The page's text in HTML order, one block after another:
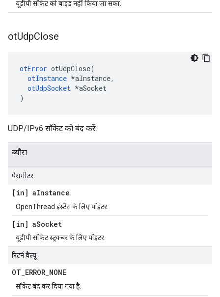
यूडीपी सॉकेट को बाइंड नहीं किया जा सका.
otUdpClose
otError otUdpClose(
otInstance *aInstance,
otUdpSocket *aSocket
)
UDP/IPv6 सॉकेट को बंद करें.
ब्यौरा
पैरामीटर
[in] aInstance
OpenThread इंस्टेंस के लिए पॉइंटर.
[in] aSocket
यूडीपी सॉकेट स्ट्रक्चर के लिए पॉइंटर.
रिटर्न वैल्यू
OT_ERROR_NONE
सॉकेट बंद कर दिया गया है.